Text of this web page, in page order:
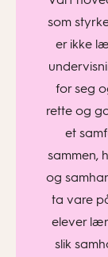
som
er ikke
for seg
rette og
et
sammen,
og
ta vare
elever
slik